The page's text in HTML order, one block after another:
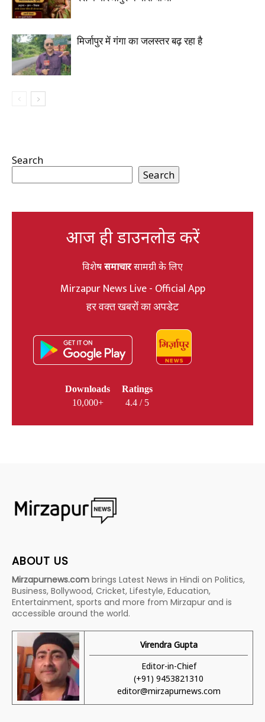
मिर्जापुर में गंगा का जलस्तर बढ़ रहा है
Search
Search
आज ही डाउनलोड करें
विशेषसमाचारसामग्री के लिए
Mirzapur News Live - Official App
हर वक्त खबरों का अपडेट
Downloads
10,000+
Ratings
4.4 / 5
ABOUT US
Mirzapurnews.com brings Latest News in Hindi on Politics,
Business, Bollywood, Cricket, Lifestyle, Education,
Entertainment, sports and more from Mirzapur and is
accessible around the world.
Virendra Gupta
Editor-in-Chief
(+91) 9453821310
editor@mirzapurnews.com